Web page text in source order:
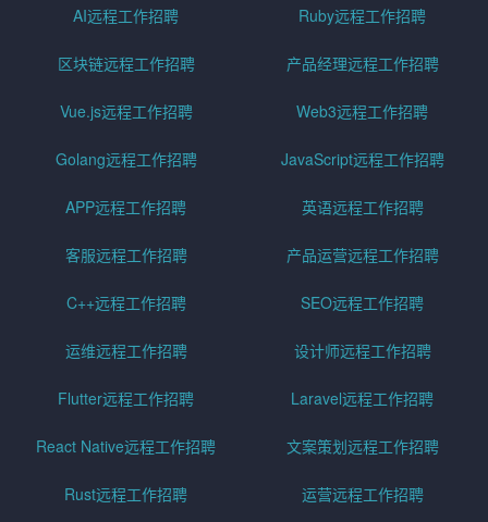
AI远程工作招聘 Ruby远程工作招聘
区块链远程工作招聘 产品经理远程工作招聘
Vue.js远程工作招聘 Web3远程工作招聘
Golang远程工作招聘 JavaScript远程工作招聘
APP远程工作招聘 英语远程工作招聘
客服远程工作招聘 产品运营远程工作招聘
C++远程工作招聘 SEO远程工作招聘
运维远程工作招聘 设计师远程工作招聘
Flutter远程工作招聘 Laravel远程工作招聘
React Native远程工作招聘 文案策划远程工作招聘
Rust远程工作招聘 运营远程工作招聘